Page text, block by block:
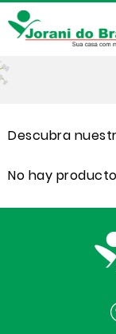
Descubra
No hay